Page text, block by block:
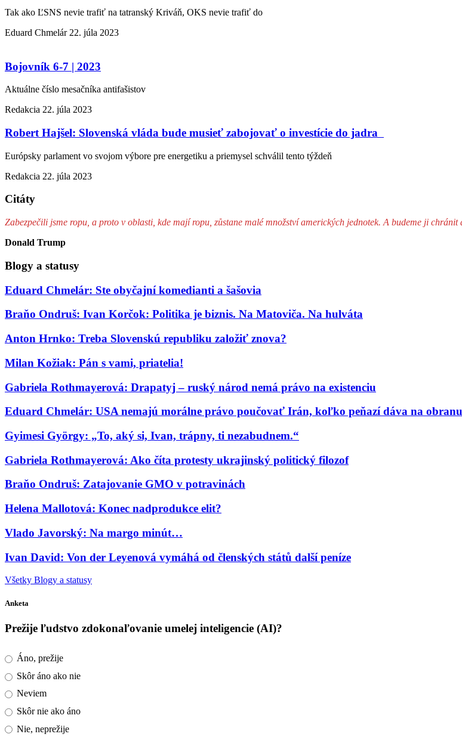
Tak ako ĽSNS nevie trafiť na tatranský Kriváň, OKS nevie trafiť do
Eduard Chmelár 22. júla 2023
Bojovník 6-7 | 2023
Aktuálne číslo mesačníka antifašistov
Redakcia 22. júla 2023
Robert Hajšel: Slovenská vláda bude musieť zabojovať o investície do jadra
Európsky parlament vo svojom výbore pre energetiku a priemysel schválil tento týždeň
Redakcia 22. júla 2023
Citáty
Zabezpečili jsme ropu, a proto v oblasti, kde mají ropu, zůstane malé množství amerických jednotek. A budeme ji chránit
Donald Trump
Blogy a statusy
Eduard Chmelár: Ste obyčajní komedianti a šašovia
Braňo Ondruš: Ivan Korčok: Politika je biznis. Na Matoviča. Na hulváta
Anton Hrnko: Treba Slovenskú republiku založiť znova?
Milan Kožiak: Pán s vami, priatelia!
Gabriela Rothmayerová: Drapatyj – ruský národ nemá právo na existenciu
Eduard Chmelár: USA nemajú morálne právo poučovať Irán, koľko peňazí dáva na obranu
Gyimesi György: „To, aký si, Ivan, trápny, ti nezabudnem.“
Gabriela Rothmayerová: Ako číta protesty ukrajinský politický filozof
Braňo Ondruš: Zatajovanie GMO v potravinách
Helena Mallotová: Konec nadprodukce elit?
Vlado Javorský: Na margo minút…
Ivan David: Von der Leyenová vymáhá od členských států další peníze
Všetky Blogy a statusy
Anketa
Prežije ľudstvo zdokonaľovanie umelej inteligencie (AI)?
Áno, prežije
Skôr áno ako nie
Neviem
Skôr nie ako áno
Nie, neprežije